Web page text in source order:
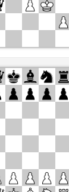
(1315) (+14)
(1264) (-14)